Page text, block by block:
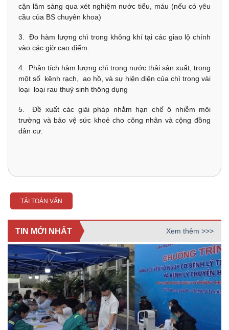
cận lâm sàng qua xét nghiệm nước tiểu, máu (nếu có yêu
cầu của BS chuyên khoa)
3. Đo hàm lượng chì trong không khí tại các giao lộ chính
vào các giờ cao điểm.
4. Phân tích hàm lượng chì trong nước thải sản xuất, trong
một số kênh rạch, ao hồ, và sự hiện diện của chì trong vài
loại loại rau thuỷ sinh thông dụng
5. Đề xuất các giải pháp nhằm hạn chế ô nhiễm môi
trường và bảo vệ sức khoẻ cho công nhân và cộng đồng
dân cư.
TẢI TOÀN VĂN
TIN MỚI NHẤT Xem thêm >>>